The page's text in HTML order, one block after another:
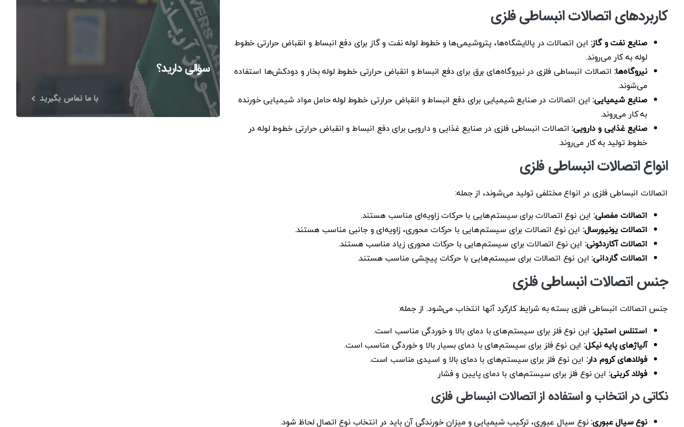
کاربردهای اتصالات انبساطی فلزی
صنایع نفت و گاز: این اتصالات در پالایشگاه‌ها، پتروشیمی‌ها و خطوط لوله نفت و گاز برای دفع انبساط و انقباض حرارتی خطوط
لوله به کار می‌روند.
نیروگاه‌ها: اتصالات انبساطی فلزی در نیروگاه‌های برق برای دفع انبساط و انقباض حرارتی خطوط لوله بخار و دودکش‌ها استفاده
می‌شوند.
صنایع شیمیایی:این اتصالات در صنایع شیمیایی برای دفع انبساط و انقباض حرارتی خطوط لوله حامل مواد شیمیایی خورنده
به کار می‌روند.
صنایع غذایی و دارویی:اتصالات انبساطی فلزی در صنایع غذایی و دارویی برای دفع انبساط و انقباض حرارتی خطوط لوله در
خطوط تولید به کار می‌روند.
انواع اتصالات انبساطی فلزی
اتصالات انبساطی فلزی در انواع مختلفی تولید می‌شوند، از جمله:
اتصالات مفصلی:این نوع اتصالات برای سیستم‌هایی با حرکات زاویه‌ای مناسب هستند.
اتصالات یونیورسال: این نوع اتصالات برای سیستم‌هایی با حرکات محوری، زاویه‌ای و جانبی مناسب هستند.
اتصالات آکاردئونی: این نوع اتصالات برای سیستم‌هایی با حرکات محوری زیاد مناسب هستند.
اتصالات گاردانی:این نوع اتصالات برای سیستم‌هایی با حرکات پیچشی مناسب هستند.
جنس اتصالات انبساطی فلزی
جنس اتصالات انبساطی فلزی بسته به شرایط کارکرد آنها انتخاب می‌شود. از جمله:
استنلس استیل:این نوع فلز برای سیستم‌های با دمای بالا و خوردگی مناسب است.
آلیاژهای پایه نیکل:این نوع فلز برای سیستم‌های با دمای بسیار بالا و خوردگی مناسب است.
فولادهای کروم دار: این نوع فلز برای سیستم‌های با دمای بالا و اسیدی مناسب است.
فولاد کربنی: این نوع فلز برای سیستم‌های با دمای پایین و فشار
نکاتی در انتخاب و استفاده از اتصالات انبساطی فلزی
نوع سیال عبوری:نوع سیال عبوری، ترکیب شیمیایی و میزان خورندگی آن باید در انتخاب نوع اتصال لحاظ شود.
سؤالی دارید؟
با ما تماس بگیرید